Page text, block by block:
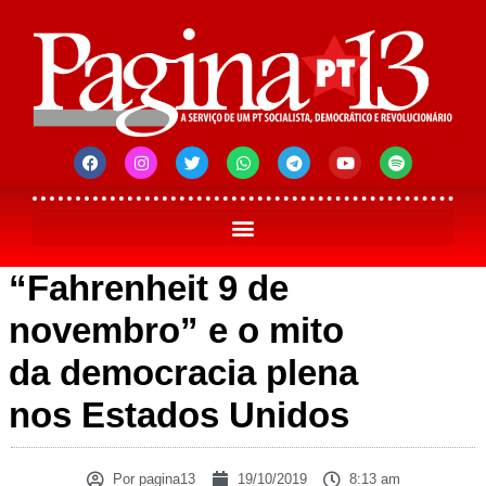
“Fahrenheit 9 de
novembro” e o mito
da democracia plena
nos Estados Unidos
Porpagina13 19/10/2019 8:13 am